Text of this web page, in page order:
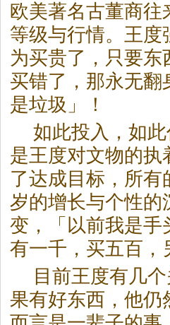
欧美著名古董商
等级与行情。王
为买贵了，只要
买错了，那永无
是垃圾」！
如此投入，如
是王度对文物的
了达成目标，所
岁的增长与个性的
变，「以前我是手
有一千，买五百，
目前王度有几
果有好东西，他仍